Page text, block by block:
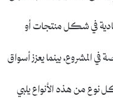
في شكل منتجات أو
بينما يعزز أسواق
من هذه الأنواع يلبي